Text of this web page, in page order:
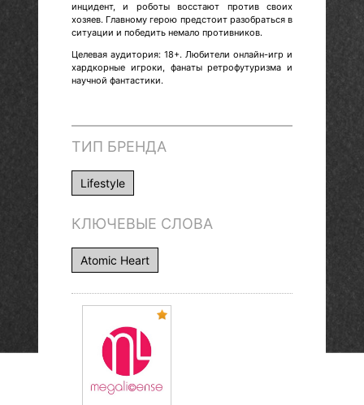
инцидент, и роботы восстают против своих
хозяев. Главному герою предстоит разобраться в
ситуации и победить немало противников.
Целевая аудитория: 18+. Любители онлайн-игр и
хардкорные игроки, фанаты ретрофутуризма и
научной фантастики.
ТИП БРЕНДА
Lifestyle
КЛЮЧЕВЫЕ СЛОВА
Atomic Heart